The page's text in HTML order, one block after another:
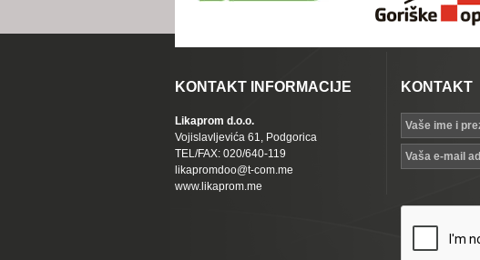
KONTAKT INFORMACIJE
Likaprom d.o.o.
Vojislavljevića 61, Podgorica
TEL/FAX: 020/640-119
likapromdoo@t-com.me
www.likaprom.me
KONTAKT